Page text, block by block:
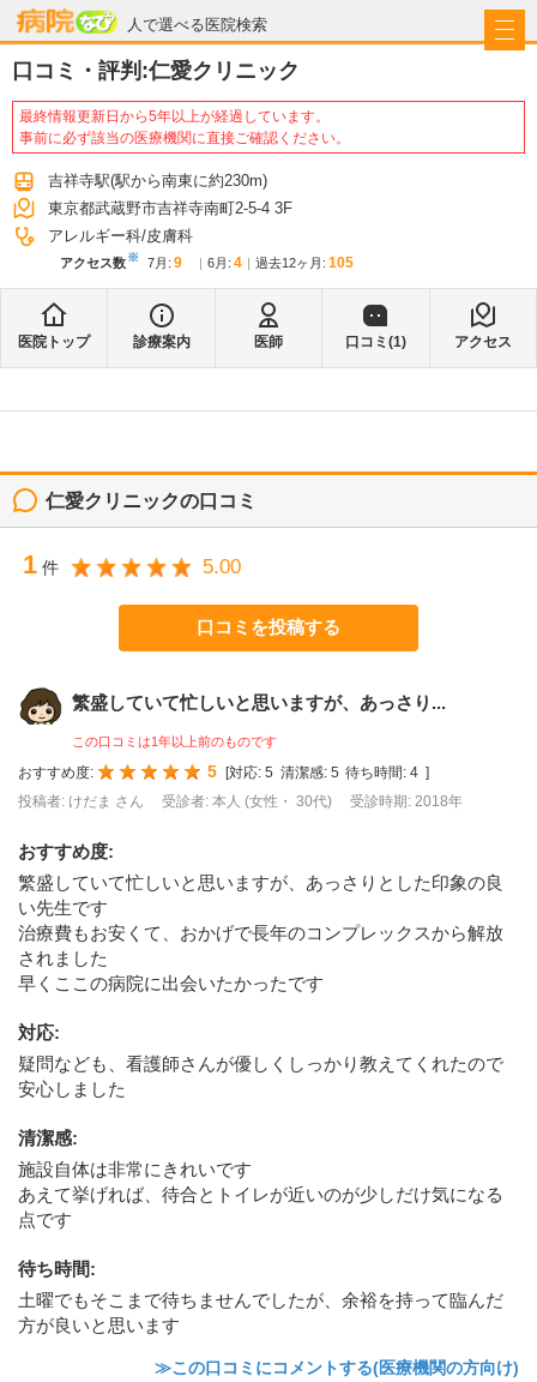
人で選べる医院検索
病院なび
口コミ・評判:仁愛クリニック
最終情報更新日から5年以上が経過しています。
事前に必ず該当の医療機関に直接ご確認ください。
吉祥寺駅(駅から南東に約230m)
東京都武蔵野市吉祥寺南町2-5-4 3F
アレルギー科 皮膚科
アクセス数※ 7月 : 9 6月 : 4 過去12ヶ月: 105
医院トップ 診療案内 医師 口コミ(1) アクセス
仁愛クリニックの口コミ
1 件 5.00
口コミを投稿する
繁盛していて忙しいと思いますが、あっさり...
この口コミは1年以上前のものです
おすすめ度: 5 [対応: 5 清潔感: 5 待ち時間: 4 ]
投稿者: けだま さん
受診者: 本人 (女性・ 30代) 受診時期: 2018年
おすすめ度:
繁盛していて忙しいと思いますが、あっさりとした印象の良
い先生です
治療費もお安くて、おかげで長年のコンプレックスから解放
されました
早くここの病院に出会いたかったです
対応:
疑問なども、看護師さんが優しくしっかり教えてくれたので
安心しました
清潔感:
施設自体は非常にきれいです
あえて挙げれば、待合とトイレが近いのが少しだけ気になる
点です
待ち時間:
土曜でもそこまで待ちませんでしたが、余裕を持って臨んだ
方が良いと思います
≫この口コミにコメントする(医療機関の方向け)